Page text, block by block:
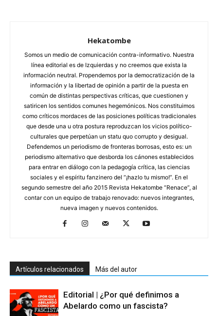
Hekatombe
Somos un medio de comunicación contra-informativo. Nuestra
línea editorial es de Izquierdas y no creemos que exista la
información neutral. Propendemos por la democratización de la
información y la libertad de opinión a partir de la puesta en
común de distintas perspectivas críticas, que cuestionen y
satiricen los sentidos comunes hegemónicos. Nos constituimos
como críticos mordaces de las posiciones políticas tradicionales
que desde una u otra postura reproduzcan los vicios político-
culturales que perpetúan un statu quo corrupto y desigual.
Defendemos un periodismo de fronteras borrosas, esto es: un
periodismo alternativo que desborda los cánones establecidos
para entrar en diálogo con la pedagogía crítica, las ciencias
sociales y el espíritu fanzinero del “¡hazlo tu mismo!”. En el
segundo semestre del año 2015 Revista Hekatombe “Renace”, al
contar con un equipo de trabajo renovado: nuevos integrantes,
nueva imagen y nuevos contenidos.
Artículos relacionados Más del autor
Editorial | ¿Por qué definimos a
Abelardo como un fascista?